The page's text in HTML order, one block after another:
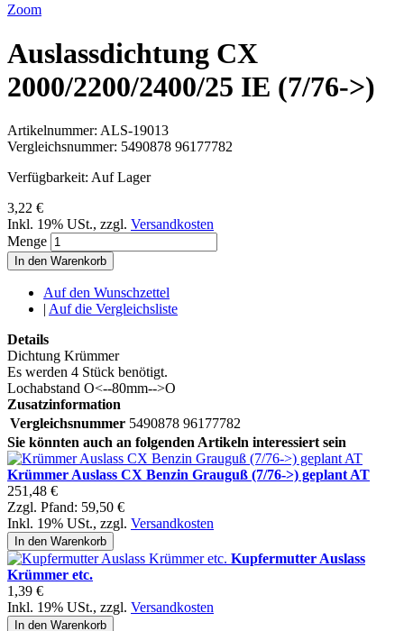
Zoom
Auslassdichtung CX
2000/2200/2400/25 IE (7/76->)
Artikelnummer: ALS-19013
Vergleichsnummer: 5490878 96177782
Verfügbarkeit: Auf Lager
3,22 €
Inkl. 19% USt., zzgl. Versandkosten
Menge
In den Warenkorb
Auf den Wunschzettel
| Auf die Vergleichsliste
Details
Dichtung Krümmer
Es werden 4 Stück benötigt.
Lochabstand O<--80mm-->O
Zusatzinformation
Vergleichsnummer 5490878 96177782
Sie könnten auch an folgenden Artikeln interessiert sein
Krümmer Auslass CX Benzin Grauguß (7/76->) geplant AT
251,48 €
Zzgl. Pfand: 59,50 €
Inkl. 19% USt., zzgl. Versandkosten
In den Warenkorb
Kupfermutter Auslass
Krümmer etc.
1,39 €
Inkl. 19% USt., zzgl. Versandkosten
In den Warenkorb